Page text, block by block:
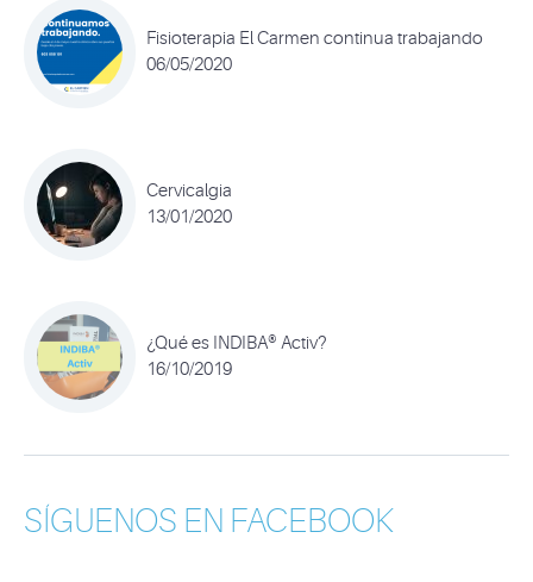
Fisioterapia El Carmen continua trabajando
06/05/2020
Cervicalgia
13/01/2020
¿Qué es INDIBA® Activ?
16/10/2019
SÍGUENOS EN FACEBOOK